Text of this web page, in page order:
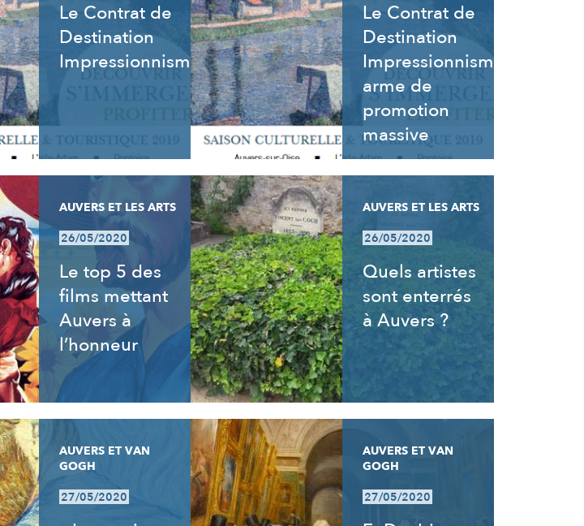
Le Contrat de
Destination
Impressionnisme
Le Contrat de
Destination
Impressionnisme,
arme de
promotion
massive
AUVERS ET LES ARTS
26/05/2020
Le top 5 des
films mettant
Auvers à
l’honneur
AUVERS ET LES ARTS
26/05/2020
Quels artistes
sont enterrés
à Auvers ?
AUVERS ET VAN
GOGH
27/05/2020
AUVERS ET VAN
GOGH
27/05/2020